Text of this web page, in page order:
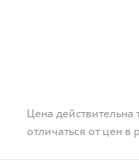
Цена
отличаться от цен